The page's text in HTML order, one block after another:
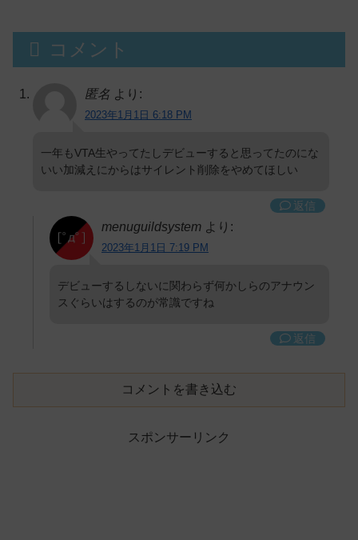
コメント
匿名 より:
2023年1月1日 6:18 PM
一年もVTA生やってたしデビューすると思ってたのにな
いい加減えにからはサイレント削除をやめてほしい
返信
menuguildsystem より:
2023年1月1日 7:19 PM
デビューするしないに関わらず何かしらのアナウン
スぐらいはするのが常識ですね
返信
コメントを書き込む
スポンサーリンク